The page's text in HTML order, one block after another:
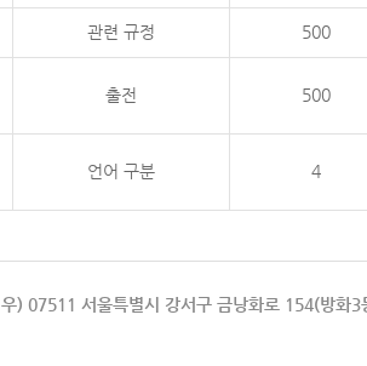
관련 규정 500
출전 500
언어 구분 4
우) 07511 서울특별시 강서구 금낭화로 154(방화3